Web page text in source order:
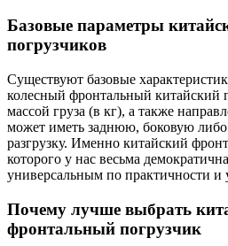
Базовые параметры
погрузчиков
Существуют базовые
колесный фронтальный китайский
массой груза (в кг), а также
может иметь заднюю, боковую
разгрузку. Именно китайский
которого у нас весьма
универсальным по практичности и
Почему лучше выбрать
фронтальный погрузчик